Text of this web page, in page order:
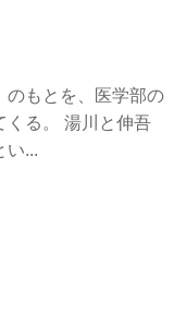
のもとを、医学部の
くる。 湯川と伸吾
い...